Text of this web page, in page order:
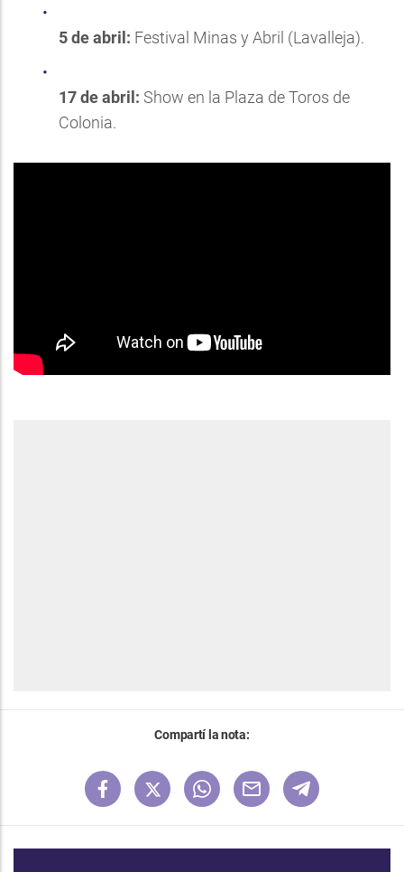
5 de abril: Festival Minas y Abril (Lavalleja).
17 de abril: Show en la Plaza de Toros de
Colonia.
Compartí la nota: